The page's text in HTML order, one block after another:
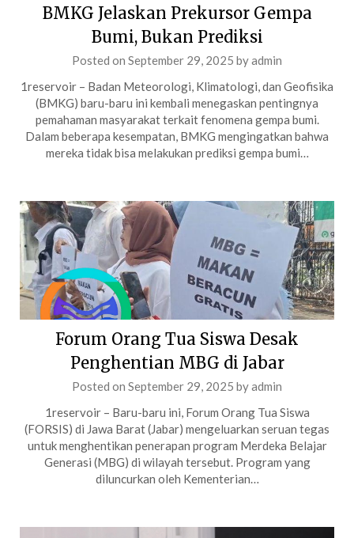
BMKG Jelaskan Prekursor Gempa
Bumi, Bukan Prediksi
Posted on September 29, 2025 byadmin
1reservoir – Badan Meteorologi, Klimatologi, dan Geofisika
(BMKG) baru-baru ini kembali menegaskan pentingnya
pemahaman masyarakat terkait fenomena gempa bumi.
Dalam beberapa kesempatan, BMKG mengingatkan bahwa
mereka tidak bisa melakukan prediksi gempa bumi…
Forum Orang Tua Siswa Desak
Penghentian MBG di Jabar
Posted on September 29, 2025 byadmin
1reservoir – Baru-baru ini, Forum Orang Tua Siswa
(FORSIS) di Jawa Barat (Jabar) mengeluarkan seruan tegas
untuk menghentikan penerapan program Merdeka Belajar
Generasi (MBG) di wilayah tersebut. Program yang
diluncurkan oleh Kementerian…